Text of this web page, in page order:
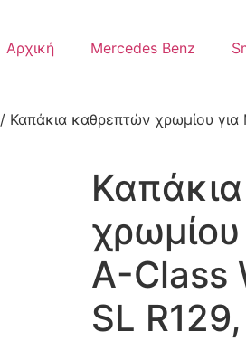
Αρχική Mercedes Benz
/ Καπάκια καθρεπτών χρωμίου
A-Class
SL